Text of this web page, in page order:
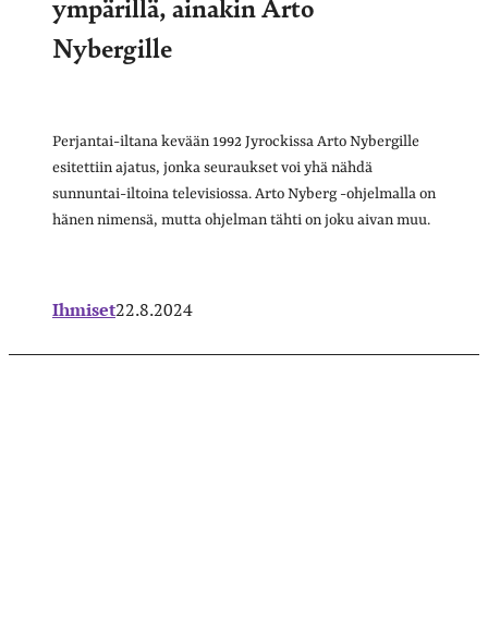
Nybergille
Perjantai-iltana kevään 1992 Jyrockissa Arto Nybergille
esitettiin ajatus, jonka seuraukset voi yhä nähdä
sunnuntai-iltoina televisiossa. Arto Nyberg -ohjelmalla on
hänen nimensä, mutta ohjelman tähti on joku aivan muu.
Ihmiset22.8.2024